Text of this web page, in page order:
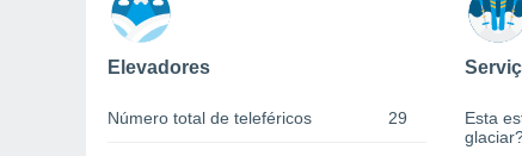
Elevadores
Número total de teleféricos 29
Esta